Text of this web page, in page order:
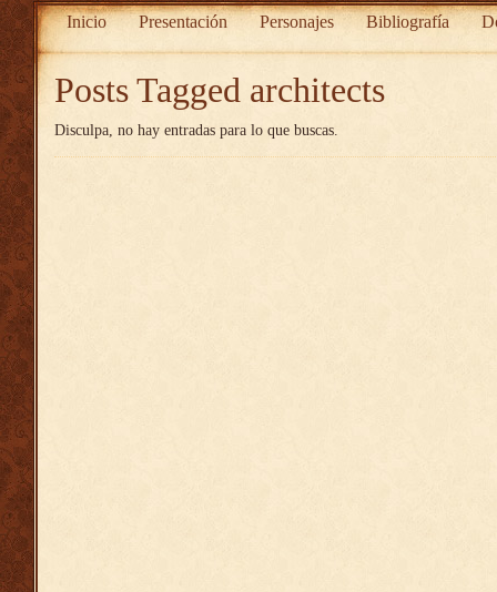
Inicio Presentación Personajes Bibliografía
Posts Tagged architects
Disculpa, no hay entradas para lo que buscas.